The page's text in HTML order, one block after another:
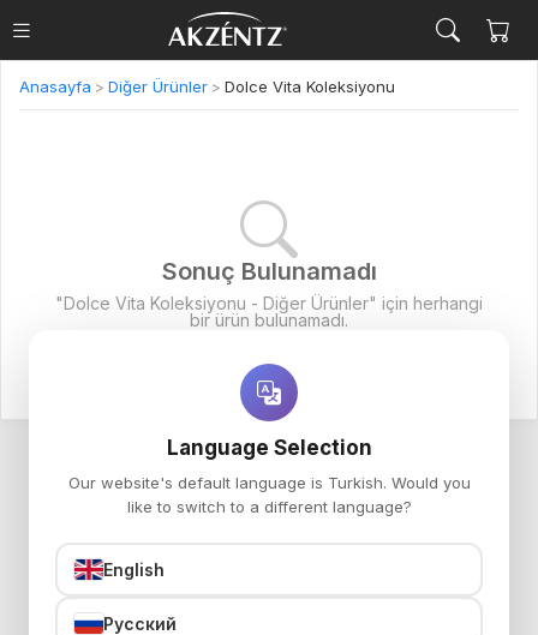
Anasayfa > Diğer Ürünler > Dolce Vita Koleksiyonu
Sonuç Bulunamadı
"Dolce Vita Koleksiyonu - Diğer Ürünler" için herhangi
bir ürün bulunamadı.
Language Selection
Our website's default language is Turkish. Would you
like to switch to a different language?
English
Русский